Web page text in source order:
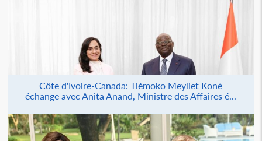
Côte d'Ivoire-Canada: Tiémoko Meyliet Koné
échange avec Anita Anand, Ministre des Affaires é...